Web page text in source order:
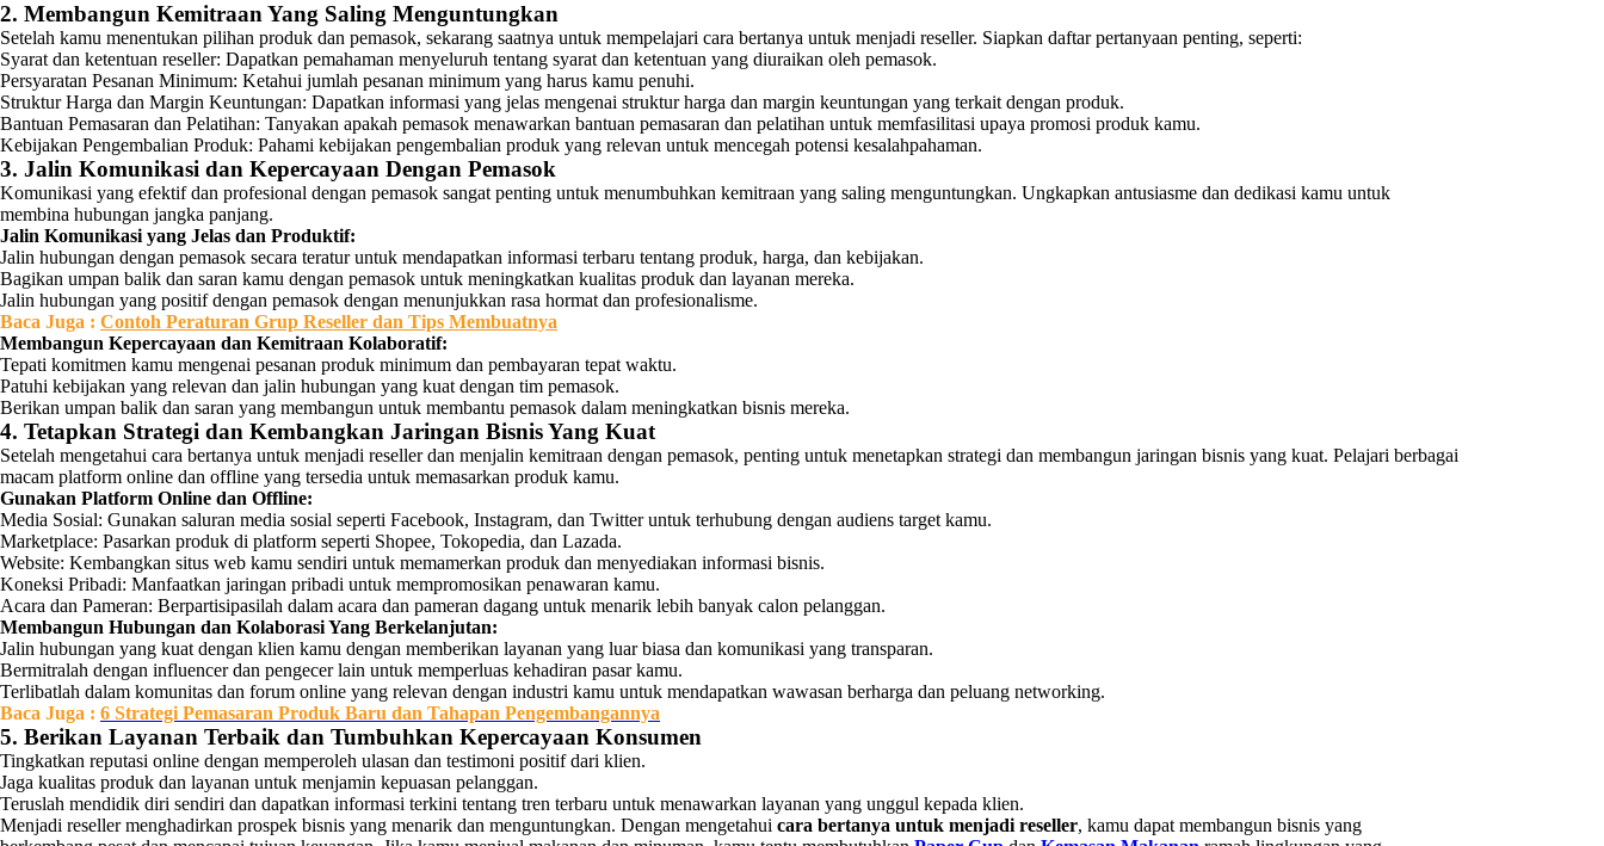
2. Membangun Kemitraan Yang Saling Menguntungkan
Setelah kamu menentukan pilihan produk dan pemasok, sekarang saatnya untuk mempelajari cara bertanya untuk menjadi reseller. Siapkan daftar pertanyaan penting, seperti:
Syarat dan ketentuan reseller: Dapatkan pemahaman menyeluruh tentang syarat dan ketentuan yang diuraikan oleh pemasok.
Persyaratan Pesanan Minimum: Ketahui jumlah pesanan minimum yang harus kamu penuhi.
Struktur Harga dan Margin Keuntungan: Dapatkan informasi yang jelas mengenai struktur harga dan margin keuntungan yang terkait dengan produk.
Bantuan Pemasaran dan Pelatihan: Tanyakan apakah pemasok menawarkan bantuan pemasaran dan pelatihan untuk memfasilitasi upaya promosi produk kamu.
Kebijakan Pengembalian Produk: Pahami kebijakan pengembalian produk yang relevan untuk mencegah potensi kesalahpahaman.
3. Jalin Komunikasi dan Kepercayaan Dengan Pemasok
Komunikasi yang efektif dan profesional dengan pemasok sangat penting untuk menumbuhkan kemitraan yang saling menguntungkan. Ungkapkan antusiasme dan dedikasi kamu untuk
membina hubungan jangka panjang.
Jalin Komunikasi yang Jelas dan Produktif:
Jalin hubungan dengan pemasok secara teratur untuk mendapatkan informasi terbaru tentang produk, harga, dan kebijakan.
Bagikan umpan balik dan saran kamu dengan pemasok untuk meningkatkan kualitas produk dan layanan mereka.
Jalin hubungan yang positif dengan pemasok dengan menunjukkan rasa hormat dan profesionalisme.
Baca Juga : Contoh Peraturan Grup Reseller dan Tips Membuatnya
Membangun Kepercayaan dan Kemitraan Kolaboratif:
Tepati komitmen kamu mengenai pesanan produk minimum dan pembayaran tepat waktu.
Patuhi kebijakan yang relevan dan jalin hubungan yang kuat dengan tim pemasok.
Berikan umpan balik dan saran yang membangun untuk membantu pemasok dalam meningkatkan bisnis mereka.
4. Tetapkan Strategi dan Kembangkan Jaringan Bisnis Yang Kuat
Setelah mengetahui cara bertanya untuk menjadi reseller dan menjalin kemitraan dengan pemasok, penting untuk menetapkan strategi dan membangun jaringan bisnis yang kuat. Pelajari berbagai
macam platform online dan offline yang tersedia untuk memasarkan produk kamu.
Gunakan Platform Online dan Offline:
Media Sosial: Gunakan saluran media sosial seperti Facebook, Instagram, dan Twitter untuk terhubung dengan audiens target kamu.
Marketplace: Pasarkan produk di platform seperti Shopee, Tokopedia, dan Lazada.
Website: Kembangkan situs web kamu sendiri untuk memamerkan produk dan menyediakan informasi bisnis.
Koneksi Pribadi: Manfaatkan jaringan pribadi untuk mempromosikan penawaran kamu.
Acara dan Pameran: Berpartisipasilah dalam acara dan pameran dagang untuk menarik lebih banyak calon pelanggan.
Membangun Hubungan dan Kolaborasi Yang Berkelanjutan:
Jalin hubungan yang kuat dengan klien kamu dengan memberikan layanan yang luar biasa dan komunikasi yang transparan.
Bermitralah dengan influencer dan pengecer lain untuk memperluas kehadiran pasar kamu.
Terlibatlah dalam komunitas dan forum online yang relevan dengan industri kamu untuk mendapatkan wawasan berharga dan peluang networking.
Baca Juga : 6 Strategi Pemasaran Produk Baru dan Tahapan Pengembangannya
5. Berikan Layanan Terbaik dan Tumbuhkan Kepercayaan Konsumen
Tingkatkan reputasi online dengan memperoleh ulasan dan testimoni positif dari klien.
Jaga kualitas produk dan layanan untuk menjamin kepuasan pelanggan.
Teruslah mendidik diri sendiri dan dapatkan informasi terkini tentang tren terbaru untuk menawarkan layanan yang unggul kepada klien.
Menjadi reseller menghadirkan prospek bisnis yang menarik dan menguntungkan. Dengan mengetahui cara bertanya untuk menjadi reseller, kamu dapat membangun bisnis yang